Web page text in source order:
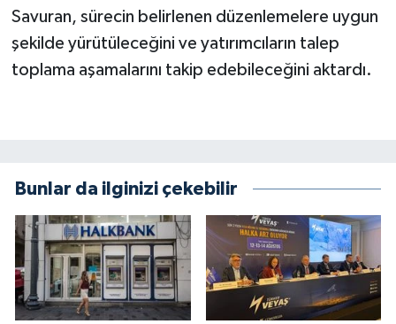
Savuran, sürecin belirlenen düzenlemelere uygun
şekilde yürütüleceğini ve yatırımcıların talep
toplama aşamalarını takip edebileceğini aktardı.
Bunlar da ilginizi çekebilir